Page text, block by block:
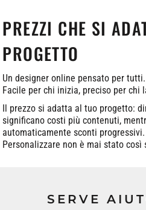
PREZZI CHE SI
PROGETTO
Un designer online pensato per tutti.
Facile per chi inizia, preciso per chi
Il prezzo si adatta al tuo progetto:
significano costi più contenuti,
automaticamente sconti progressivi.
Personalizzare non è mai stato così
SERVE